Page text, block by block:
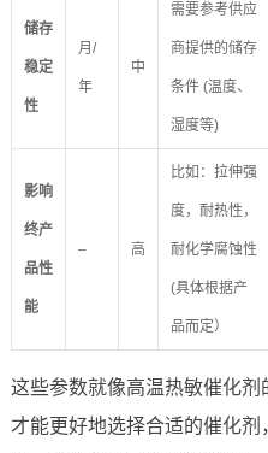
储存
稳定
性
月/
年
中
需要参考供应
商提供的储存
条件 (温度、
湿度等)
影响
终产
品性
能
– 高
比如：拉伸强
度，耐热性，
耐化学腐蚀性
(具体根据产
品而定）
这些参数就像高温热敏催化剂
才能更好地选择合适的催化剂